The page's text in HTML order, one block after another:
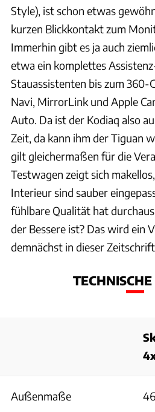
Style), ist schon etwas
kurzen Blickkontakt zum
Immerhin gibt es ja auch
etwa ein komplettes
Stauassistenten bis zum
Navi, MirrorLink und Apple
Auto. Da ist der Kodiaq also
Zeit, da kann ihm der Tiguan
gilt gleichermaßen für die
Testwagen zeigt sich
Interieur sind sauber
fühlbare Qualität hat
der Bessere ist? Das wird ein
demnächst in dieser
Außenmaße